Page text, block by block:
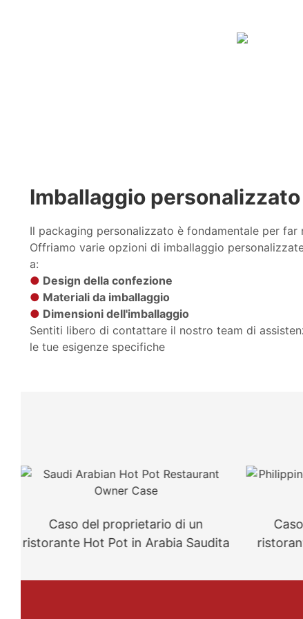
Imballaggio personalizzato
Il packaging personalizzato è fondamentale per
Offriamo varie opzioni di imballaggio
a:
● Design della confezione
● Materiali da imballaggio
● Dimensioni dell'imballaggio
Sentiti libero di contattare il nostro team di
le tue esigenze specifiche
Caso del proprietario di un
ristorante Hot Pot in Arabia Saudita